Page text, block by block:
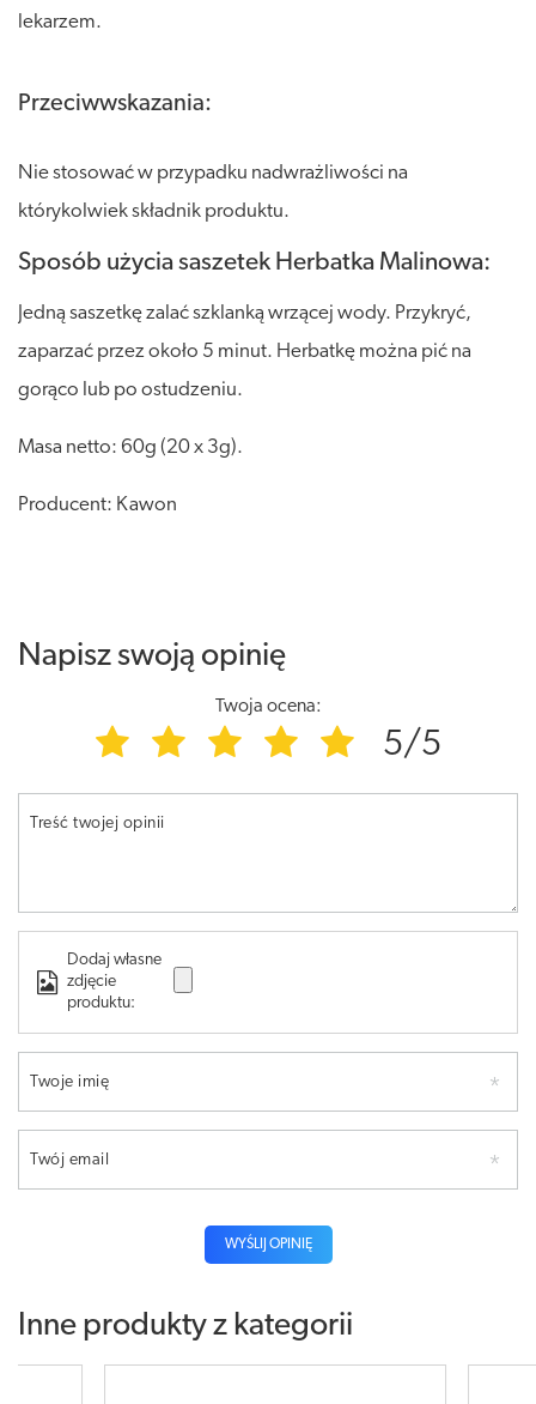
lekarzem.
Przeciwwskazania:
Nie stosować w przypadku nadwrażliwości na
którykolwiek składnik produktu.
Sposób użycia saszetek Herbatka Malinowa:
Jedną saszetkę zalać szklanką wrzącej wody. Przykryć,
zaparzać przez około 5 minut. Herbatkę można pić na
gorąco lub po ostudzeniu.
Masa netto: 60g (20 x 3g).
Producent: Kawon
Napisz swoją opinię
Twoja ocena:
5/5
Treść twojej opinii
Dodaj własne
zdjęcie
produktu:
Twoje imię
Twój email
WYŚLIJ OPINIĘ
Inne produkty z kategorii